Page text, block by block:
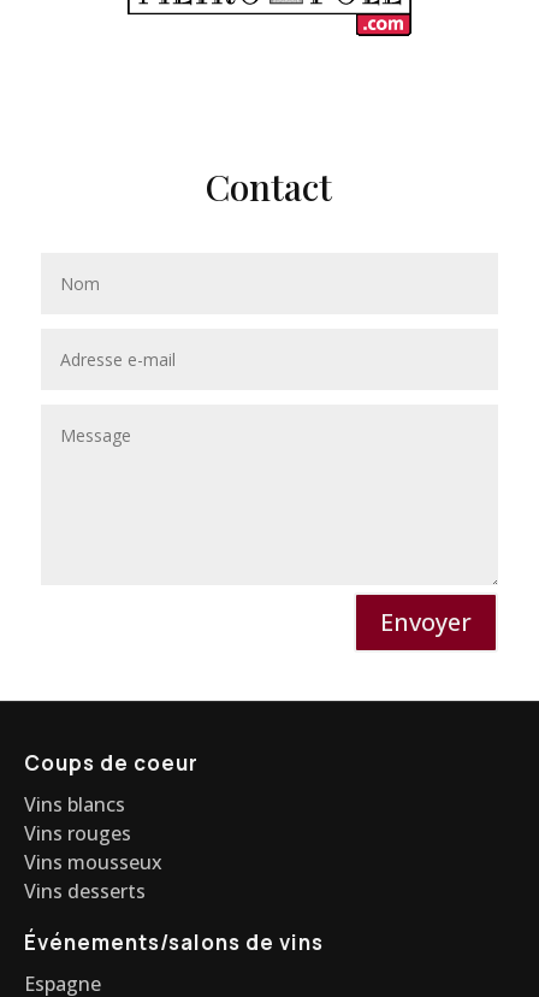
Contact
Envoyer
Coups de coeur
Vins blancs
Vins rouges
Vins mousseux
Vins desserts
Événements/salons de vins
Espagne